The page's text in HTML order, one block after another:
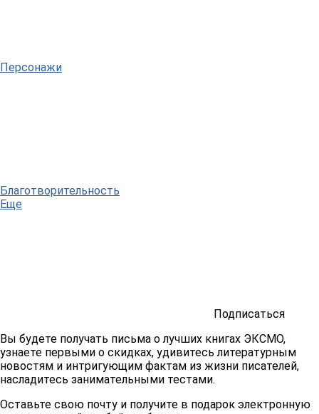
Персонажи
Благотворительность
Еще
Подписаться
Вы будете получать письма о лучших книгах ЭКСМО,
узнаете первыми о скидках, удивитесь литературным
новостям и интригующим фактам из жизни писателей,
насладитесь занимательными тестами.
Оставьте свою почту и получите в подарок электронную